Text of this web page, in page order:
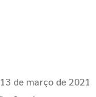
13 de março de 2021